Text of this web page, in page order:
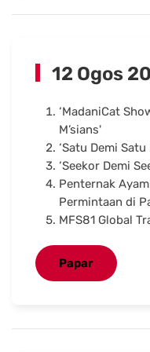
12 Ogos
‘MadaniCat
M’sians'
‘Satu Demi
‘Seekor Demi
Penternak
Permintaan di
MFS81 Global
Papar